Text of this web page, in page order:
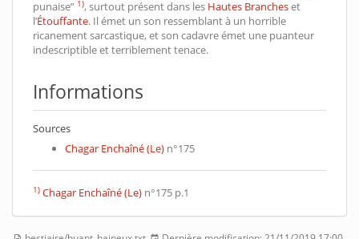
punaise” 1), surtout présent dans les Hautes Brancheset
l’Étouffante. Il émet un son ressemblant à un horrible
ricanement sarcastique, et son cadavre émet une puanteur
indescriptible et terriblement tenace.
Informations
Sources
Chagar Enchaîné (Le) n°175
1) Chagar Enchaîné (Le) n°175 p.1